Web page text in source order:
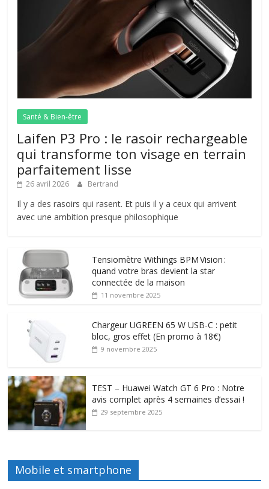
Santé & Bien-être
Laifen P3 Pro : le rasoir rechargeable
qui transforme ton visage en terrain
parfaitement lisse
26 avril 2026 Bertrand
Il y a des rasoirs qui rasent. Et puis il y a ceux qui arrivent
avec une ambition presque philosophique
Tensiomètre Withings BPM Vision :
quand votre bras devient la star
connectée de la maison
11 novembre 2025
Chargeur UGREEN 65 W USB-C : petit
bloc, gros effet (En promo à 18€)
9 novembre 2025
TEST – Huawei Watch GT 6 Pro : Notre
avis complet après 4 semaines d’essai !
29 septembre 2025
Mobile et smartphone